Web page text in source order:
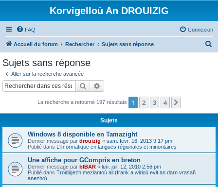
Korvigelloù An DROUIZIG
FAQ Connexion
Accueil du forum Rechercher Sujets sans réponse
c
Sujets sans réponse
Aller sur la recherche avancée
Rechercher
La recherche a retourné 197 résultats 1 2 3 4
Sujets
Windows 8 disponible en Tamazight
Dernier message par drouizig « sam. févr. 16, 2013 9:17 pm
Publié dans L'informatique en langues régionales et minoritaires
Une affiche pour GCompris en breton
Dernier message par bIBAR « lun. juil. 12, 2010 2:56 pm
Publié dans Troidigezh meziantoù all (frank a wirioù evit an darn vrasañ
anezho)